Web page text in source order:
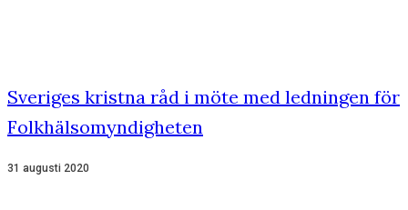
Sveriges kristna råd i möte med ledningen för
Folkhälsomyndigheten
31 augusti 2020